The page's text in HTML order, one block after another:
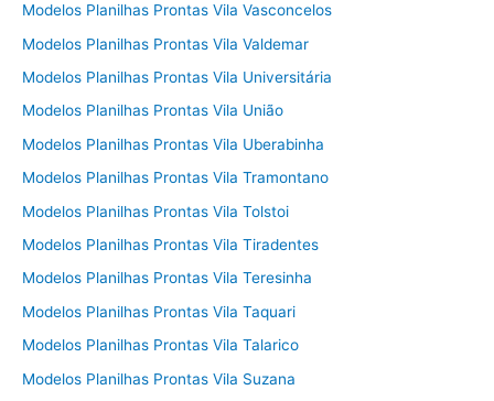
Modelos Planilhas Prontas Vila Vasconcelos
Modelos Planilhas Prontas Vila Valdemar
Modelos Planilhas Prontas Vila Universitária
Modelos Planilhas Prontas Vila União
Modelos Planilhas Prontas Vila Uberabinha
Modelos Planilhas Prontas Vila Tramontano
Modelos Planilhas Prontas Vila Tolstoi
Modelos Planilhas Prontas Vila Tiradentes
Modelos Planilhas Prontas Vila Teresinha
Modelos Planilhas Prontas Vila Taquari
Modelos Planilhas Prontas Vila Talarico
Modelos Planilhas Prontas Vila Suzana